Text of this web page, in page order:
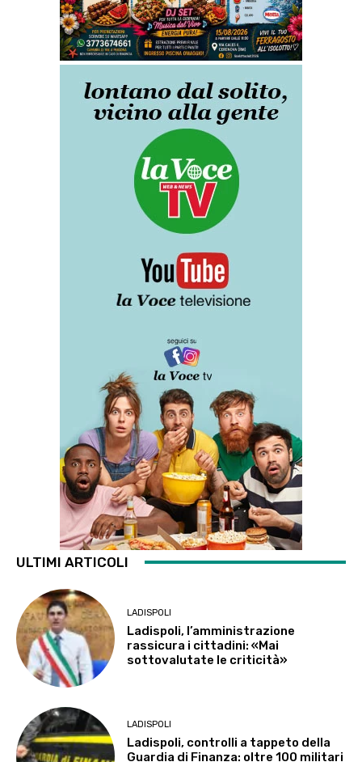
ULTIMI ARTICOLI
LADISPOLI
Ladispoli, l’amministrazione
rassicura i cittadini: «Mai
sottovalutate le criticità»
LADISPOLI
Ladispoli, controlli a tappeto della
Guardia di Finanza: oltre 100 militari